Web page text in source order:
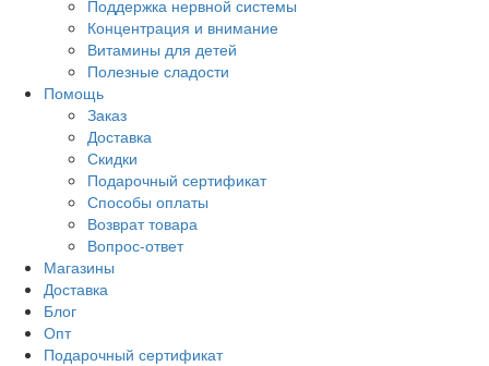
Поддержка нервной системы
Концентрация и внимание
Витамины для детей
Полезные сладости
Помощь
Заказ
Доставка
Скидки
Подарочный сертификат
Способы оплаты
Возврат товара
Вопрос-ответ
Магазины
Доставка
Блог
Опт
Подарочный сертификат